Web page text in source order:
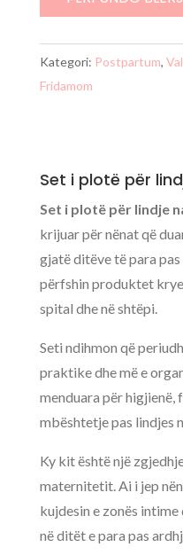
për
lindje
natyrale
Frida
Kategori: Postpartum,
Fridamom
Set i plotë për
Set i plotë për lindje
krijuar për nënat që
gjatë ditëve të para
përfshin produktet
spital dhe në shtëpi.
Seti ndihmon që
praktike dhe më e
menduara për
mbështetje pas lindjes
Ky kit është një
maternitetit. Ai i jep
kujdesin e zonës
në ditët e para pas